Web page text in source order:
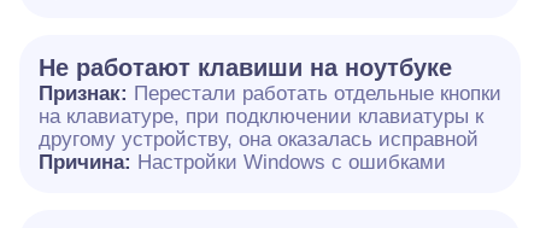
Не работают клавиши на ноутбуке
Признак: Перестали работать отдельные кнопки
на клавиатуре, при подключении клавиатуры к
другому устройству, она оказалась исправной
Причина: Настройки Windows с ошибками